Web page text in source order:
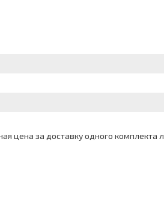
за доставку одного комплекта